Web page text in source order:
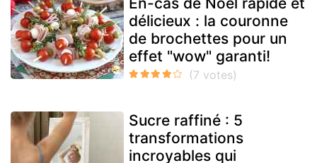
délicieux : la couronne
de brochettes pour un
effet "wow" garanti!
Sucre raffiné : 5
transformations
incroyables qui